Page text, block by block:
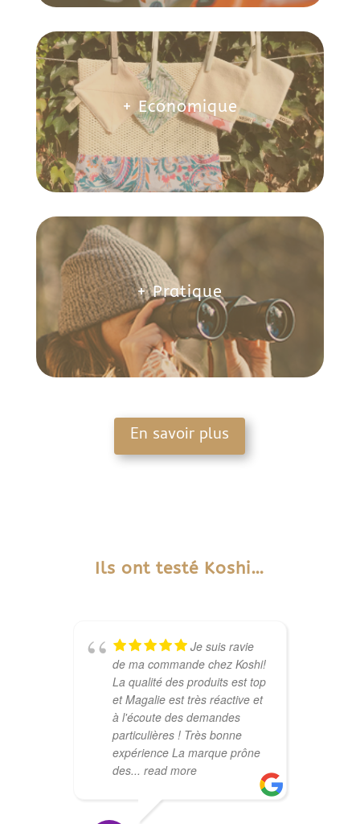
+ Economique
+ Pratique
En savoir plus
Ils ont testé Koshi…
Je suis ravie
de ma commande chez Koshi!
La qualité des produits est top
et Magalie est très réactive et
à l'écoute des demandes
particulières ! Très bonne
expérience La marque prône
des... read more